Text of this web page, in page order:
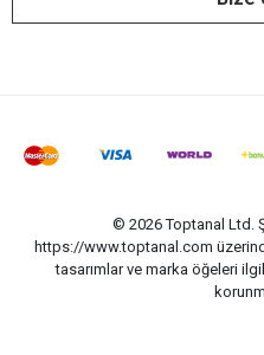
© 2026 Toptanal Ltd.
https://www.toptanal.com
tasarımlar ve marka öğeleri